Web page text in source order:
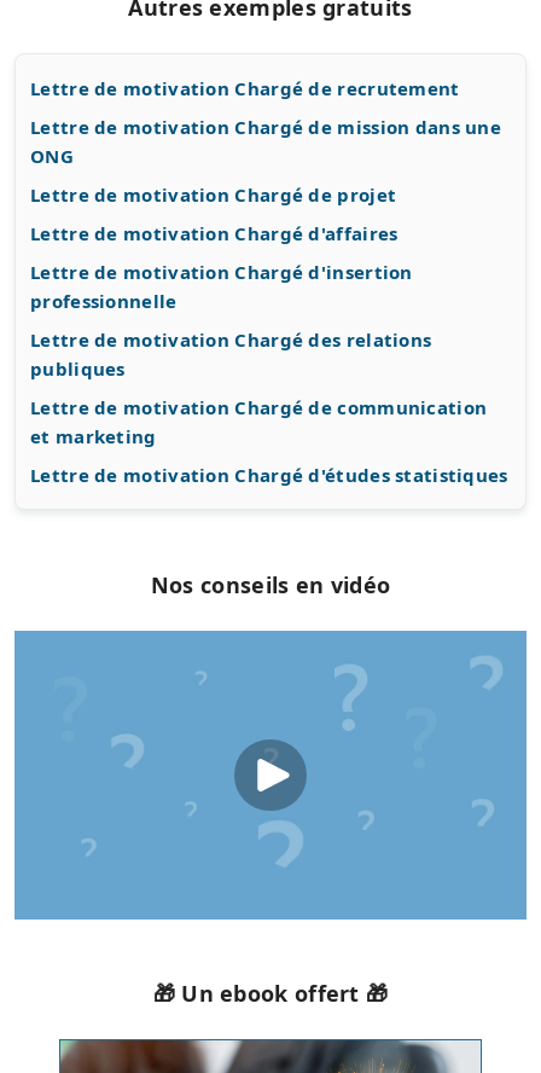
Autres exemples gratuits
Lettre de motivation Chargé de recrutement
Lettre de motivation Chargé de mission dans une
ONG
Lettre de motivation Chargé de projet
Lettre de motivation Chargé d'affaires
Lettre de motivation Chargé d'insertion
professionnelle
Lettre de motivation Chargé des relations
publiques
Lettre de motivation Chargé de communication
et marketing
Lettre de motivation Chargé d'études statistiques
Nos conseils en vidéo
🎁 Un ebook offert 🎁